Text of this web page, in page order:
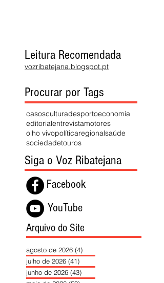
Leitura Recomendada
vozribatejana.blogspot.pt
Procurar por Tags
casosculturadesportoeconomia
editorialentrevistamotores
olho vivopolíticaregionalsaúde
sociedadetouros
Siga o Voz Ribatejana
Facebook
YouTube
Arquivo do Site
agosto de 2026 (4)
julho de 2026 (41)
junho de 2026 (43)